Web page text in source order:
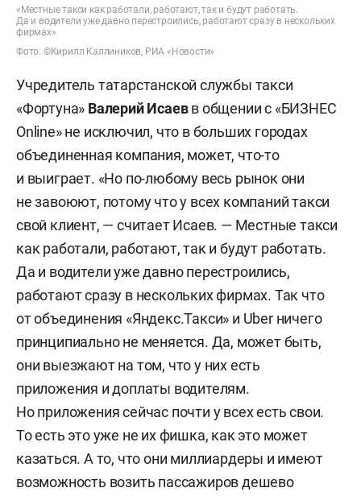
«Местные такси как работали, работают, так и будут работать.
Да и водители уже давно перестроились, работают сразу в нескольких
фирмах»
Фото: ©Кирилл Каллиников, РИА «Новости»
Учредитель татарстанской службы такси
«Фортуна» Валерий Исаевв общении с «БИЗНЕС
Online» не исключил, что в больших городах
объединенная компания, может, что-то
и выиграет. «Но по-любому весь рынок они
не завоюют, потому что у всех компаний такси
свой клиент, — считает Исаев. — Местные такси
как работали, работают, так и будут работать.
Да и водители уже давно перестроились,
работают сразу в нескольких фирмах. Так что
от объединения «Яндекс.Такси» и Uber ничего
принципиально не меняется. Да, может быть,
они выезжают на том, что у них есть
приложения и доплаты водителям.
Но приложения сейчас почти у всех есть свои.
То есть это уже не их фишка, как это может
казаться. А то, что они миллиардеры и имеют
возможность возить пассажиров дешево